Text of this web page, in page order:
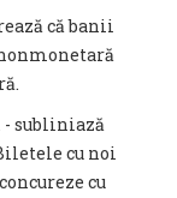
că banii
- subliniază
cu noi
cu